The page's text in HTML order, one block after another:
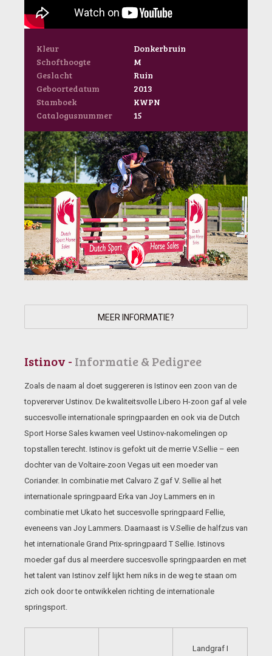
Kleur
Donkerbruin
Schofthoogte
M
Geslacht
Ruin
Geboortedatum
2013
Stamboek
KWPN
Catalogusnummer
15
MEER INFORMATIE?
Istinov - Informatie & Pedigree
Zoals de naam al doet suggereren is Istinov een zoon van de
topvererver Ustinov. De kwaliteitsvolle Libero H-zoon gaf al vele
succesvolle internationale springpaarden en ook via de Dutch
Sport Horse Sales kwamen veel Ustinov-nakomelingen op
topstallen terecht. Istinov is gefokt uit de merrie V.Sellie – een
dochter van de Voltaire-zoon Vegas uit een moeder van
Coriander. In combinatie met Calvaro Z gaf V. Sellie al het
internationale springpaard Erka van Joy Lammers en in
combinatie met Ukato het succesvolle springpaard Fellie,
eveneens van Joy Lammers. Daarnaast is V.Sellie de halfzus van
het internationale Grand Prix-springpaard T Sellie. Istinovs
moeder gaf dus al meerdere succesvolle springpaarden en met
het talent van Istinov zelf lijkt hem niks in de weg te staan om
zich ook door te ontwikkelen richting de internationale
springsport.
Landgraf I